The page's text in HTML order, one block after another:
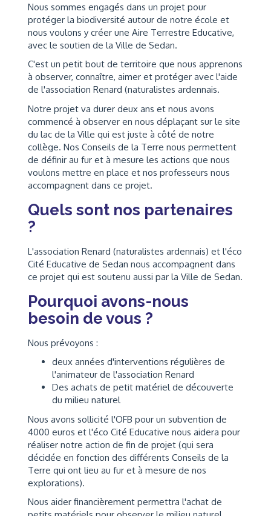
Nous sommes engagés dans un projet pour
protéger la biodiversité autour de notre école et
nous voulons y créer une Aire Terrestre Educative,
avec le soutien de la Ville de Sedan.
C'est un petit bout de territoire que nous apprenons
à observer, connaître, aimer et protéger avec l'aide
de l'association Renard (naturalistes ardennais.
Notre projet va durer deux ans et nous avons
commencé à observer en nous déplaçant sur le site
du lac de la Ville qui est juste à côté de notre
collège. Nos Conseils de la Terre nous permettent
de définir au fur et à mesure les actions que nous
voulons mettre en place et nos professeurs nous
accompagnent dans ce projet.
Quels sont nos partenaires
?
L'association Renard (naturalistes ardennais) et l'éco
Cité Educative de Sedan nous accompagnent dans
ce projet qui est soutenu aussi par la Ville de Sedan.
Pourquoi avons-nous
besoin de vous ?
Nous prévoyons :
deux années d'interventions régulières de
l'animateur de l'association Renard
Des achats de petit matériel de découverte
du milieu naturel
Nous avons sollicité l'OFB pour un subvention de
4000 euros et l'éco Cité Educative nous aidera pour
réaliser notre action de fin de projet (qui sera
décidée en fonction des différents Conseils de la
Terre qui ont lieu au fur et à mesure de nos
explorations).
Nous aider financièrement permettra l'achat de